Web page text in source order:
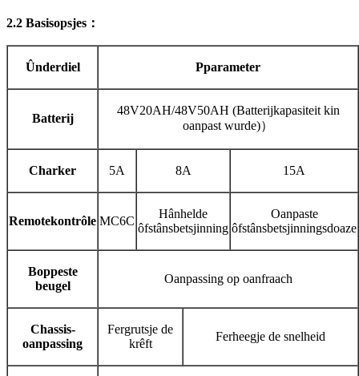
2.2 Basisopsjes ：
Ûnderdiel Pparameter
Batterij
48V20AH/48V50AH (Batterijkapasiteit kin
oanpast wurde)）
Charker 5A 8A 15A
Remotekontrôle MC6C
Hânhelde
ôfstânsbetsjinning
Oanpaste
ôfstânsbetsjinningsdoaze
Boppeste
beugel
Oanpassing op oanfraach
Chassis-
oanpassing
Fergrutsje de
krêft
Ferheegje de snelheid